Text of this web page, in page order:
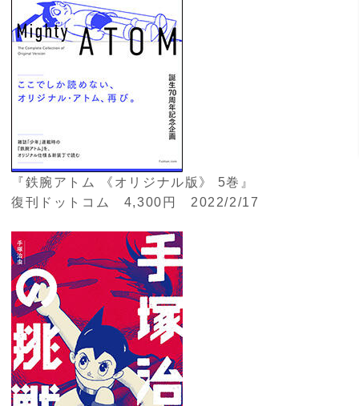
『鉄腕アトム 《オリジナル版》 5巻』
復刊ドットコム 4,300円 2022/2/17